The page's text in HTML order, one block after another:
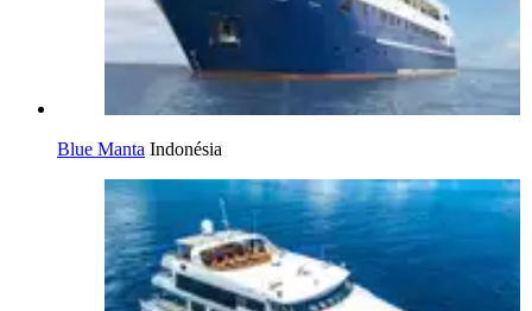
Blue Manta Indonésia